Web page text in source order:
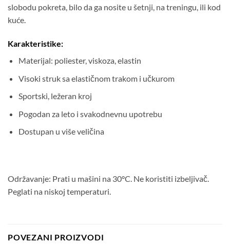
slobodu pokreta, bilo da ga nosite u šetnji, na treningu, ili kod
kuće.
Karakteristike:
Materijal: poliester, viskoza, elastin
Visoki struk sa elastičnom trakom i učkurom
Sportski, ležeran kroj
Pogodan za leto i svakodnevnu upotrebu
Dostupan u više veličina
Održavanje: Prati u mašini na 30°C. Ne koristiti izbeljivač.
Peglati na niskoj temperaturi.
POVEZANI PROIZVODI